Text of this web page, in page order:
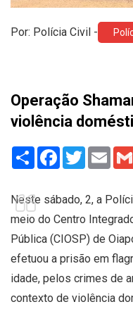
Por: Polícia Civil -
Operação
violência
Share Facebook
Twitter
Neste sábado, 2, a
meio do Centro
Pública (CIOSP) de
efetuou a prisão em
idade, pelos crimes de
contexto de violência